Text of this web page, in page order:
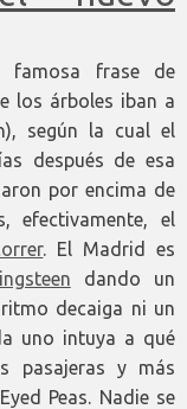
famosa frase de
los árboles iban a
según la cual el
después de esa
por encima de
efectivamente, el
. El Madrid es
dando un
decaiga ni un
uno intuya a qué
pasajeras y más
Peas. Nadie se